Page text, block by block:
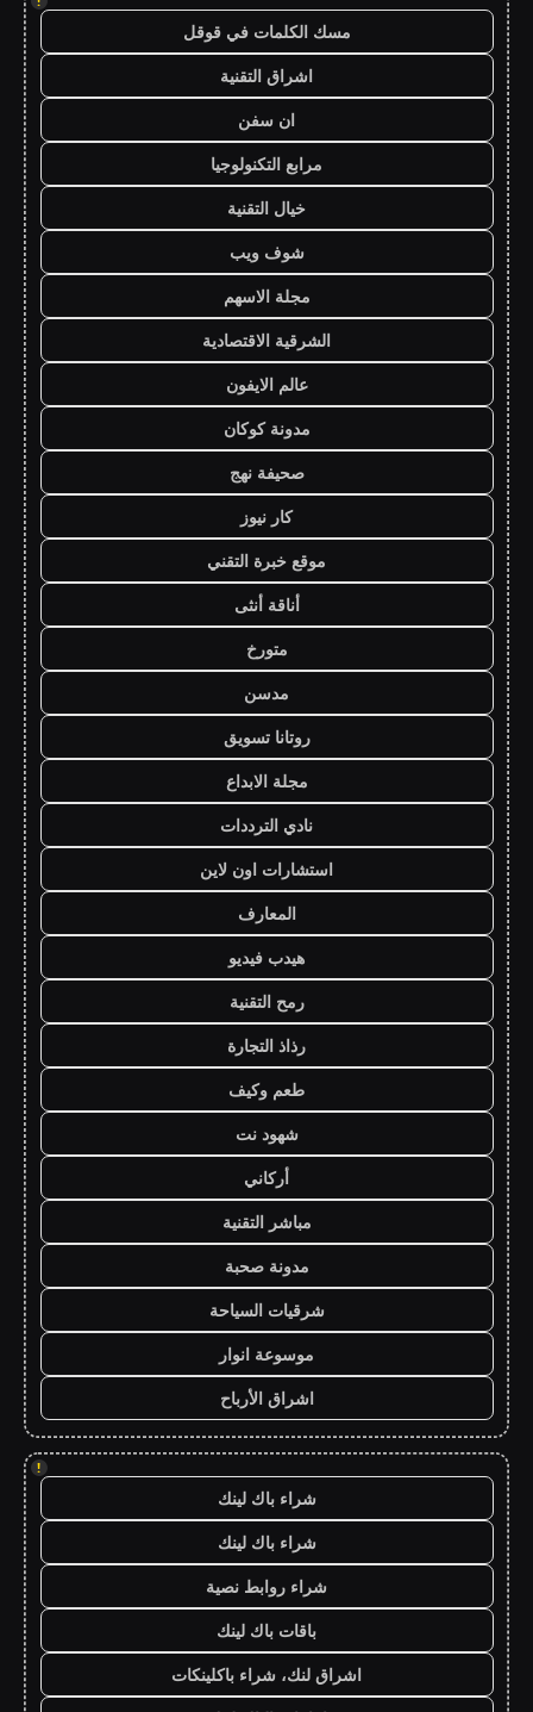
مسك الكلمات في قوقل
اشراق التقنية
ان سفن
مرابع التكنولوجيا
خيال التقنية
شوف ويب
مجلة الاسهم
الشرقية الاقتصادية
عالم الايفون
مدونة كوكان
صحيفة نهج
كار نيوز
موقع خبرة التقني
أناقة أنثى
متورخ
مدسن
روتانا تسويق
مجلة الابداع
نادي الترددات
استشارات اون لاين
المعارف
هيدب فيديو
رمح التقنية
رذاذ التجارة
طعم وكيف
شهود نت
أركاني
مباشر التقنية
مدونة صحبة
شرقيات السياحة
موسوعة انوار
اشراق الأرباح
!
شراء باك لينك
شراء باك لينك
شراء روابط نصية
باقات باك لينك
اشراق لنك، شراء باكلينكات